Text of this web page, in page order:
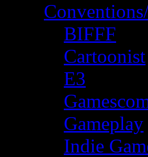
BIFFF
Cartoonist
E3
Gameplay
Indie